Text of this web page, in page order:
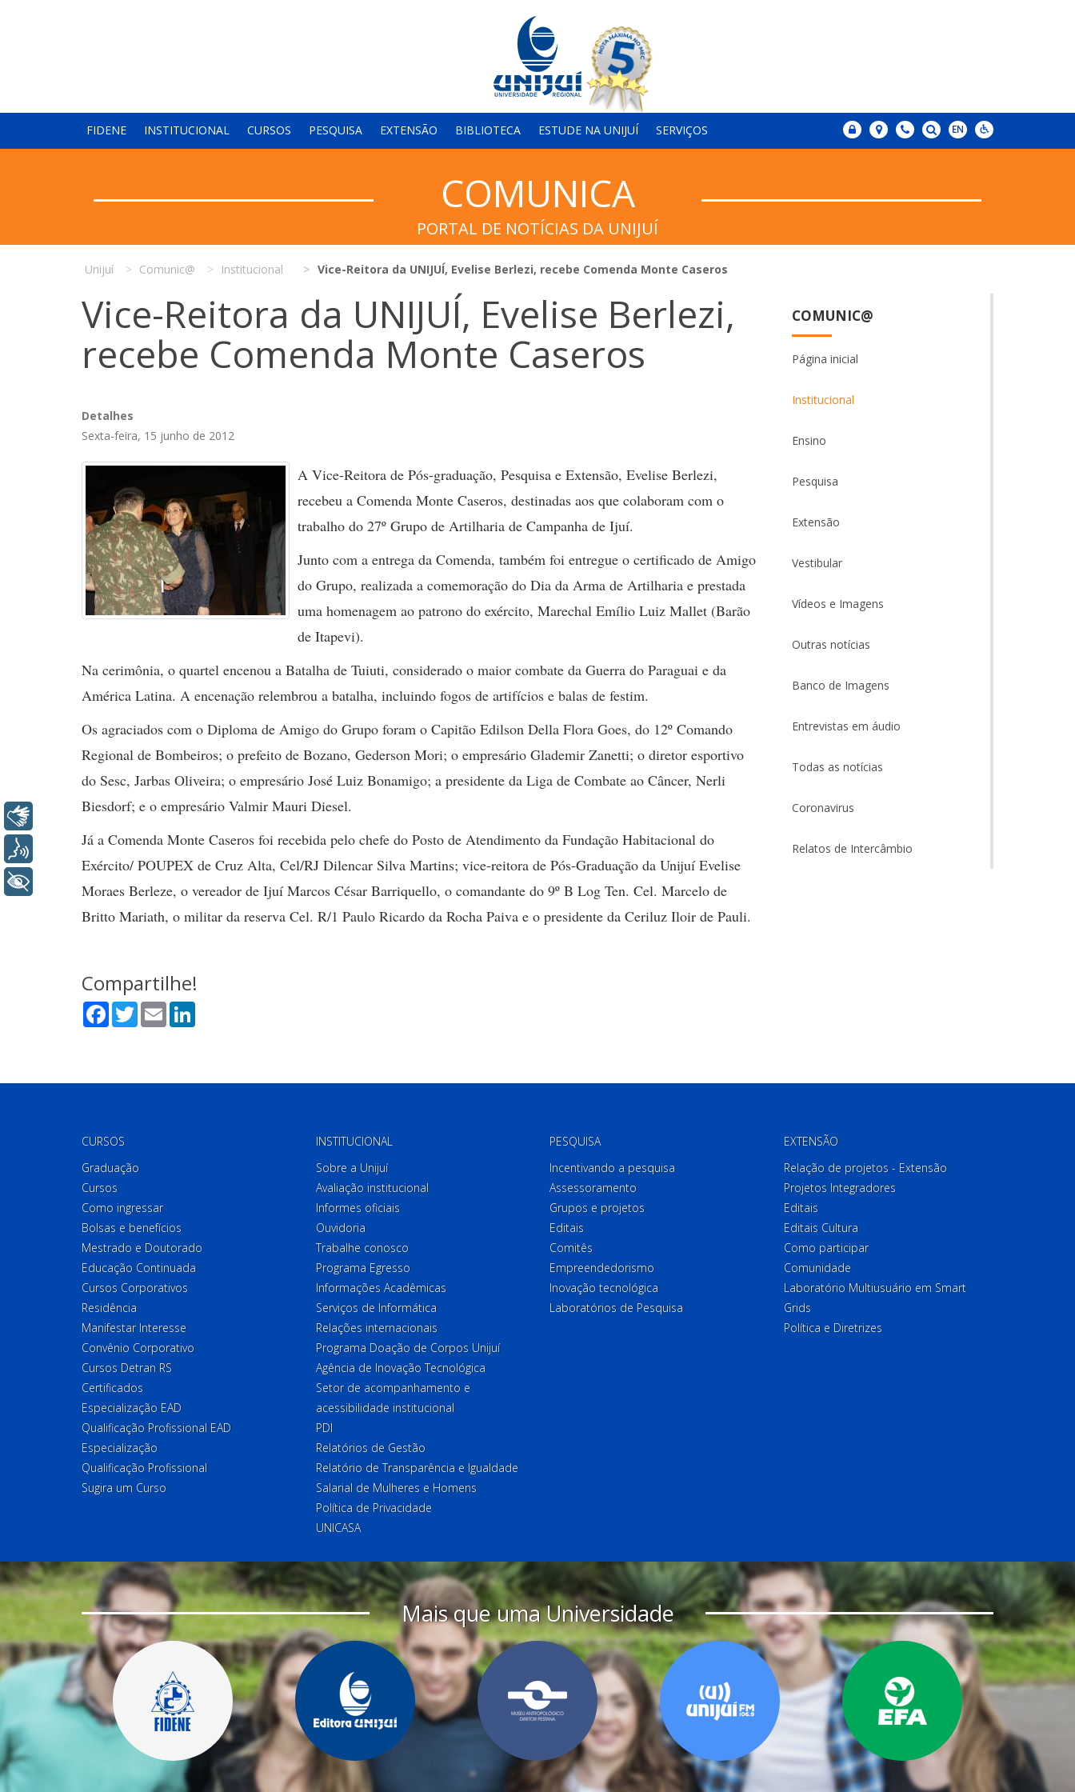
FIDENE INSTITUCIONAL CURSOS PESQUISA EXTENSÃO BIBLIOTECA ESTUDE NA UNIJUÍ SERVIÇOS
COMUNICA
PORTAL DE NOTÍCIAS DA UNIJUÍ
Unijuí Comunic@ Institucional Vice-Reitora da UNIJUÍ, Evelise Berlezi, recebe Comenda Monte Caseros
Vice-Reitora da UNIJUÍ, Evelise Berlezi,
recebe Comenda Monte Caseros
Detalhes
Sexta-feira, 15 junho de 2012
A Vice-Reitora de Pós-graduação, Pesquisa e Extensão, Evelise Berlezi,
recebeu a Comenda Monte Caseros, destinadas aos que colaboram com o
trabalho do 27º Grupo de Artilharia de Campanha de Ijuí.
Junto com a entrega da Comenda, também foi entregue o certificado de Amigo
do Grupo, realizada a comemoração do Dia da Arma de Artilharia e prestada
uma homenagem ao patrono do exército, Marechal Emílio Luiz Mallet (Barão
de Itapevi).
Na cerimônia, o quartel encenou a Batalha de Tuiuti, considerado o maior combate da Guerra do Paraguai e da
América Latina. A encenação relembrou a batalha, incluindo fogos de artifícios e balas de festim.
Os agraciados com o Diploma de Amigo do Grupo foram o Capitão Edilson Della Flora Goes, do 12º Comando
Regional de Bombeiros; o prefeito de Bozano, Gederson Mori; o empresário Glademir Zanetti; o diretor esportivo
do Sesc, Jarbas Oliveira; o empresário José Luiz Bonamigo; a presidente da Liga de Combate ao Câncer, Nerli
Biesdorf; e o empresário Valmir Mauri Diesel.
Já a Comenda Monte Caseros foi recebida pelo chefe do Posto de Atendimento da Fundação Habitacional do
Exército/ POUPEX de Cruz Alta, Cel/RJ Dilencar Silva Martins; vice-reitora de Pós-Graduação da Unijuí Evelise
Moraes Berleze, o vereador de Ijuí Marcos César Barriquello, o comandante do 9º B Log Ten. Cel. Marcelo de
Britto Mariath, o militar da reserva Cel. R/1 Paulo Ricardo da Rocha Paiva e o presidente da Ceriluz Iloir de Pauli.
Compartilhe!
Facebook
TwitterEmail
COMUNIC@
Página inicial
Institucional
Ensino
Pesquisa
Extensão
Vestibular
Vídeos e Imagens
Outras notícias
Banco de Imagens
Entrevistas em áudio
Todas as notícias
Coronavirus
Relatos de Intercâmbio
CURSOS
Graduação
Cursos
Como ingressar
Bolsas e benefícios
Mestrado e Doutorado
Educação Continuada
Cursos Corporativos
Residência
Manifestar Interesse
Convênio Corporativo
Cursos Detran RS
Certificados
Especialização EAD
Qualificação Profissional EAD
Especialização
Qualificação Profissional
Sugira um Curso
INSTITUCIONAL
Sobre a Unijuí
Avaliação institucional
Informes oficiais
Ouvidoria
Trabalhe conosco
Programa Egresso
Informações Acadêmicas
Serviços de Informática
Relações internacionais
Programa Doação de Corpos Unijuí
Agência de Inovação Tecnológica
Setor de acompanhamento e
acessibilidade institucional
PDI
Relatórios de Gestão
Relatório de Transparência e Igualdade
Salarial de Mulheres e Homens
Política de Privacidade
UNICASA
PESQUISA
Incentivando a pesquisa
Assessoramento
Grupos e projetos
Editais
Comitês
Empreendedorismo
Inovação tecnológica
Laboratórios de Pesquisa
EXTENSÃO
Relação de projetos - Extensão
Projetos Integradores
Editais
Editais Cultura
Como participar
Comunidade
Laboratório Multiusuário em Smart
Grids
Política e Diretrizes
Mais que uma Universidade
Libras